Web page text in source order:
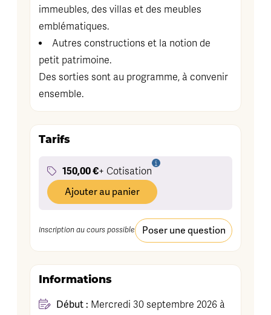
immeubles, des villas et des meubles
emblématiques.
Autres constructions et la notion de
petit patrimoine.
Des sorties sont au programme, à convenir
ensemble.
Tarifs
150,00 €+ Cotisation
Ajouter au panier
Inscription au cours possible Poser une question
Informations
Début : Mercredi 30 septembre 2026 à